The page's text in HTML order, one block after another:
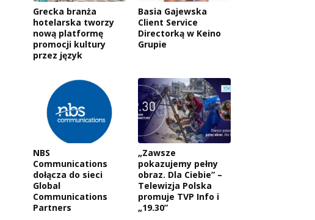
Grecka branża
hotelarska tworzy
nową platformę
promocji kultury
przez język
Basia Gajewska
Client Service
Directorką w Keino
Grupie
NBS
Communications
dołącza do sieci
Global
Communications
Partners
„Zawsze
pokazujemy pełny
obraz. Dla Ciebie” –
Telewizja Polska
promuje TVP Info i
„19.30”